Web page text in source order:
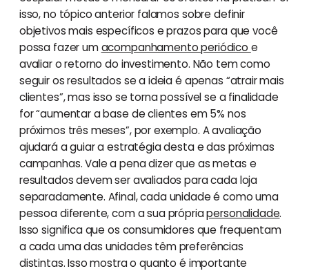
isso, no tópico anterior falamos sobre definir
objetivos mais específicos e prazos para que você
possa fazer umacompanhamento periódico e
avaliar o retorno do investimento. Não tem como
seguir os resultados se a ideia é apenas “atrair mais
clientes”, mas isso se torna possível se a finalidade
for “aumentar a base de clientes em 5% nos
próximos três meses”, por exemplo. A avaliação
ajudará a guiar a estratégia desta e das próximas
campanhas. Vale a pena dizer que as metas e
resultados devem ser avaliados para cada loja
separadamente. Afinal, cada unidade é como uma
pessoa diferente, com a sua própriapersonalidade.
Isso significa que os consumidores que frequentam
a cada uma das unidades têm preferências
distintas. Isso mostra o quanto é importante